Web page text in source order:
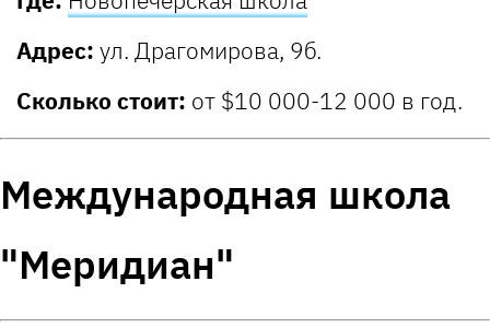
Адрес: ул. Драгомирова, 9б.
Сколько стоит: от $10 000-12 000 в год.
Международная школа
"Меридиан"